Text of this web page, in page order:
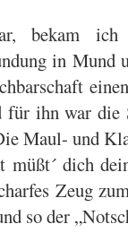
bekam ich
in Mund
ihn war die
Maul- und
müßt´ dich
Zeug
so der